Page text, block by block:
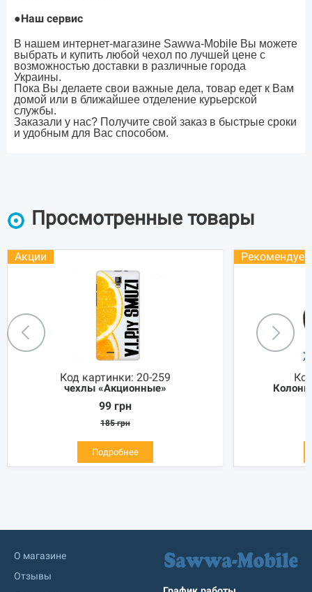
●Наш сервис
В нашем интернет-магазине Sawwa-Mobile Вы можете
выбрать и купить любой чехол по лучшей цене с
возможностью доставки в различные города
Украины.
Пока Вы делаете свои важные дела, товар едет к Вам
домой или в ближайшее отделение курьерской
службы.
Заказали у нас? Получите свой заказ в быстрые сроки
и удобным для Вас способом.
Просмотренные товары
Акции
Код картинки: 20-259
чехлы «Акционные»
99 грн
185 грн
Подробнее
О магазине
Отзывы